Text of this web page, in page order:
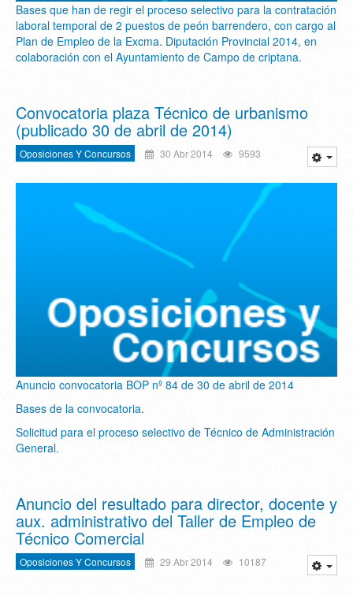
Bases que han de regir el proceso selectivo para la contratación
laboral temporal de 2 puestos de peón barrendero, con cargo al
Plan de Empleo de la Excma. Diputación Provincial 2014, en
colaboración con el Ayuntamiento de Campo de criptana.
Convocatoria plaza Técnico de urbanismo
(publicado 30 de abril de 2014)
Oposiciones Y Concursos 30 Abr 2014 9593
Anuncio convocatoria BOP nº 84 de 30 de abril de 2014
Bases de la convocatoria.
Solicitud para el proceso selectivo de Técnico de Administración
General.
Anuncio del resultado para director, docente y
aux. administrativo del Taller de Empleo de
Técnico Comercial
Oposiciones Y Concursos 29 Abr 2014 10187